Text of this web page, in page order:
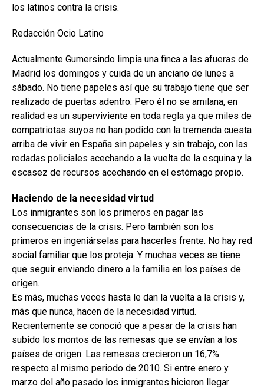
los latinos contra la crisis.
Redacción Ocio Latino
Actualmente Gumersindo limpia una finca a las afueras de
Madrid los domingos y cuida de un anciano de lunes a
sábado. No tiene papeles así que su trabajo tiene que ser
realizado de puertas adentro. Pero él no se amilana, en
realidad es un superviviente en toda regla ya que miles de
compatriotas suyos no han podido con la tremenda cuesta
arriba de vivir en España sin papeles y sin trabajo, con las
redadas policiales acechando a la vuelta de la esquina y la
escasez de recursos acechando en el estómago propio.
Haciendo de la necesidad virtud
Los inmigrantes son los primeros en pagar las
consecuencias de la crisis. Pero también son los
primeros en ingeniárselas para hacerles frente. No hay red
social familiar que los proteja. Y muchas veces se tiene
que seguir enviando dinero a la familia en los países de
origen.
Es más, muchas veces hasta le dan la vuelta a la crisis y,
más que nunca, hacen de la necesidad virtud.
Recientemente se conoció que a pesar de la crisis han
subido los montos de las remesas que se envían a los
países de origen. Las remesas crecieron un 16,7%
respecto al mismo periodo de 2010. Si entre enero y
marzo del año pasado los inmigrantes hicieron llegar